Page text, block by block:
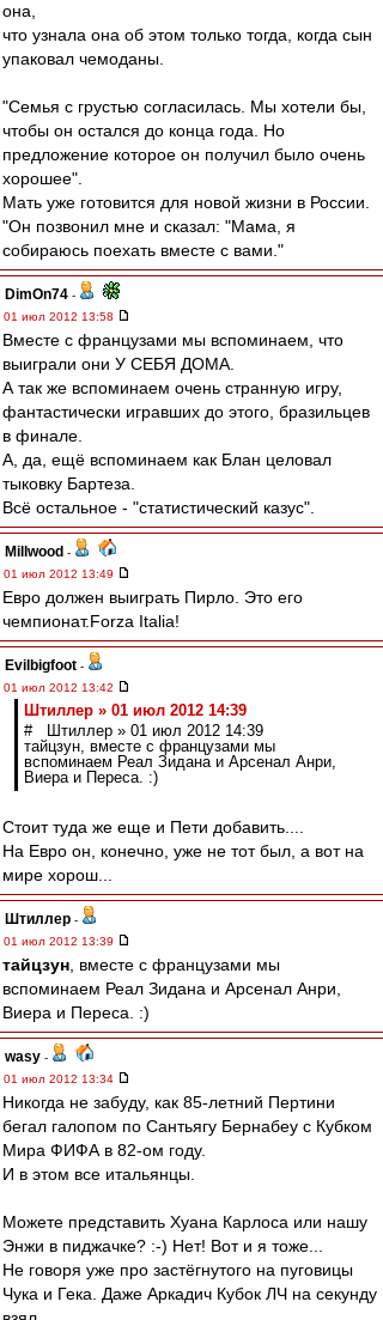
она,
что узнала она об этом только тогда, когда сын
упаковал чемоданы.
"Семья с грустью согласилась. Мы хотели бы,
чтобы он остался до конца года. Но
предложение которое он получил было очень
хорошее".
Мать уже готовится для новой жизни в России.
"Он позвонил мне и сказал: "Мама, я
собираюсь поехать вместе с вами."
DimOn74 -
01 июл 2012 13:58
Вместе с французами мы вспоминаем, что
выиграли они У СЕБЯ ДОМА.
А так же вспоминаем очень странную игру,
фантастически игравших до этого, бразильцев
в финале.
А, да, ещё вспоминаем как Блан целовал
тыковку Бартеза.
Всё остальное - "статистический казус".
Millwood -
01 июл 2012 13:49
Евро должен выиграть Пирло. Это его
чемпионат.Forza Italia!
Evilbigfoot -
01 июл 2012 13:42
Штиллер » 01 июл 2012 14:39
# Штиллер » 01 июл 2012 14:39
тайцзун, вместе с французами мы
вспоминаем Реал Зидана и Арсенал Анри,
Виера и Переса. :)
Стоит туда же еще и Пети добавить....
На Евро он, конечно, уже не тот был, а вот на
мире хорош...
Штиллер -
01 июл 2012 13:39
тайцзун , вместе с французами мы
вспоминаем Реал Зидана и Арсенал Анри,
Виера и Переса. :)
wasy -
01 июл 2012 13:34
Никогда не забуду, как 85-летний Пертини
бегал галопом по Сантьягу Бернабеу с Кубком
Мира ФИФА в 82-ом году.
И в этом все итальянцы.
Можете представить Хуана Карлоса или нашу
Энжи в пиджачке? :-) Нет! Вот и я тоже...
Не говоря уже про застёгнутого на пуговицы
Чука и Гека. Даже Аркадич Кубок ЛЧ на секунду